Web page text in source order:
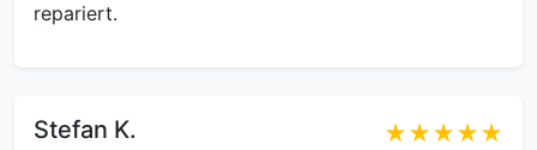
repariert.
Stefan K. ★★★★★